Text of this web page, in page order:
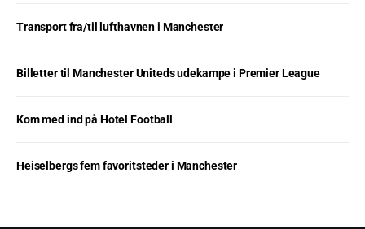
Transport fra/til lufthavnen i Manchester
Billetter til Manchester Uniteds udekampe i Premier League
Kom med ind på Hotel Football
Heiselbergs fem favoritsteder i Manchester